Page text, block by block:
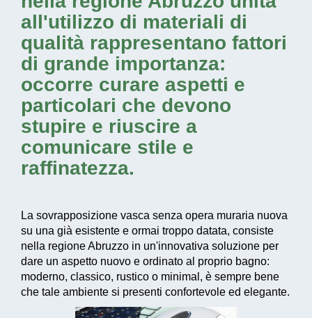
all'utilizzo di materiali di
qualità rappresentano fattori
di grande importanza:
occorre curare aspetti e
particolari che devono
stupire e riuscire a
comunicare stile e
raffinatezza.
La sovrapposizione vasca senza opera muraria nuova
su una già esistente e ormai troppo datata, consiste
nella regione Abruzzo in un'innovativa soluzione per
dare un aspetto nuovo e ordinato al proprio bagno:
moderno, classico, rustico o minimal, è sempre bene
che tale ambiente si presenti confortevole ed elegante.